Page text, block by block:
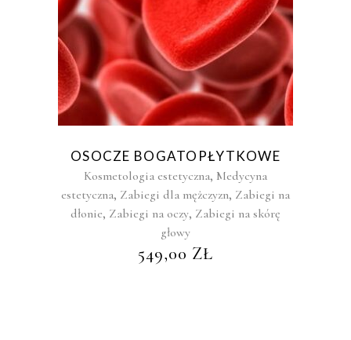
OSOCZE BOGATOPŁYTKOWE
Kosmetologia estetyczna, Medycyna
estetyczna, Zabiegi dla mężczyzn, Zabiegi na
dłonie, Zabiegi na oczy, Zabiegi na skórę
głowy
549,00 ZŁ